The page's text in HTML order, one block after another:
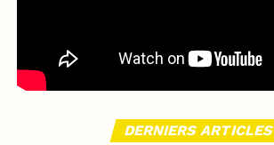
DERNIERS ARTICLES